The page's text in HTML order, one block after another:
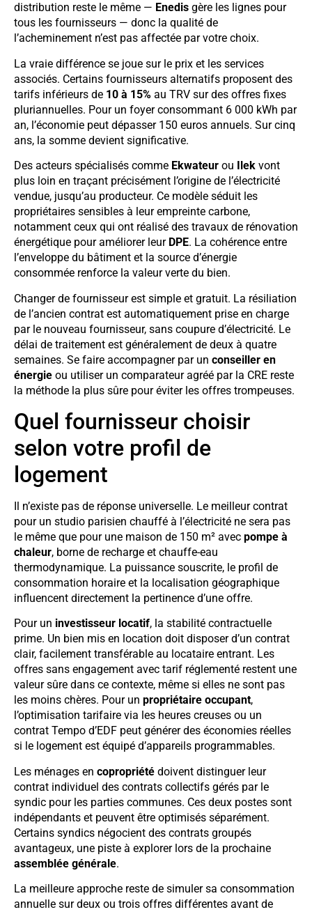
distribution reste le même — Enedis gère les lignes pour
tous les fournisseurs — donc la qualité de
l’acheminement n’est pas affectée par votre choix.
La vraie différence se joue sur le prix et les services
associés. Certains fournisseurs alternatifs proposent des
tarifs inférieurs de 10 à 15% au TRV sur des offres fixes
pluriannuelles. Pour un foyer consommant 6 000 kWh par
an, l’économie peut dépasser 150 euros annuels. Sur cinq
ans, la somme devient significative.
Des acteurs spécialisés comme Ekwateur ou Ilek vont
plus loin en traçant précisément l’origine de l’électricité
vendue, jusqu’au producteur. Ce modèle séduit les
propriétaires sensibles à leur empreinte carbone,
notamment ceux qui ont réalisé des travaux de rénovation
énergétique pour améliorer leur DPE. La cohérence entre
l’enveloppe du bâtiment et la source d’énergie
consommée renforce la valeur verte du bien.
Changer de fournisseur est simple et gratuit. La résiliation
de l’ancien contrat est automatiquement prise en charge
par le nouveau fournisseur, sans coupure d’électricité. Le
délai de traitement est généralement de deux à quatre
semaines. Se faire accompagner par un conseiller en
énergie ou utiliser un comparateur agréé par la CRE reste
la méthode la plus sûre pour éviter les offres trompeuses.
Quel fournisseur choisir
selon votre profil de
logement
Il n’existe pas de réponse universelle. Le meilleur contrat
pour un studio parisien chauffé à l’électricité ne sera pas
le même que pour une maison de 150 m² avec pompe à
chaleur, borne de recharge et chauffe-eau
thermodynamique. La puissance souscrite, le profil de
consommation horaire et la localisation géographique
influencent directement la pertinence d’une offre.
Pour un investisseur locatif, la stabilité contractuelle
prime. Un bien mis en location doit disposer d’un contrat
clair, facilement transférable au locataire entrant. Les
offres sans engagement avec tarif réglementé restent une
valeur sûre dans ce contexte, même si elles ne sont pas
les moins chères. Pour un propriétaire occupant,
l’optimisation tarifaire via les heures creuses ou un
contrat Tempo d’EDF peut générer des économies réelles
si le logement est équipé d’appareils programmables.
Les ménages en copropriété doivent distinguer leur
contrat individuel des contrats collectifs gérés par le
syndic pour les parties communes. Ces deux postes sont
indépendants et peuvent être optimisés séparément.
Certains syndics négocient des contrats groupés
avantageux, une piste à explorer lors de la prochaine
assemblée générale.
La meilleure approche reste de simuler sa consommation
annuelle sur deux ou trois offres différentes avant de